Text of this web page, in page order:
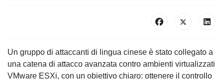
Un gruppo di attaccanti di lingua cinese è stato collegato a
una catena di attacco avanzata contro ambienti virtualizzati
VMware ESXi, con un obiettivo chiaro: ottenere il controllo